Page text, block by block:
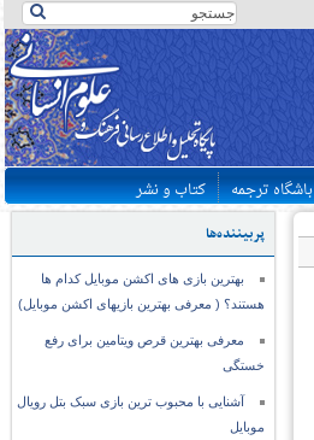
باشگاه ترجمه کتاب و نشر
پربیننده‌ها
بهترین بازی های اکشن موبایل کدام ها
هستند؟ ( معرفی بهترین بازیهای اکشن موبایل)
معرفی بهترین قرص ویتامین برای رفع
خستگی
آشنایی با محبوب ترین بازی سبک بتل رویال
موبایل